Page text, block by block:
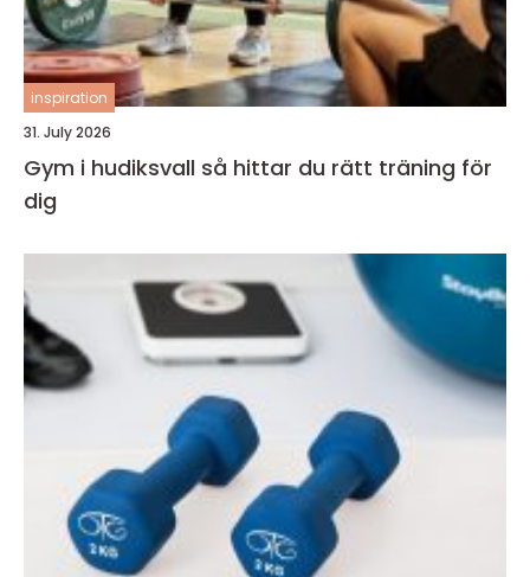
inspiration
31. July 2026
Gym i hudiksvall så hittar du rätt träning för
dig